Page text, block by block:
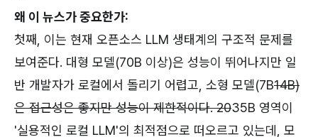
왜 이 뉴스가 중요한가:
첫째, 이는 현재 오픈소스 LLM 생태계의 구조적 문제를
보여준다. 대형 모델(70B 이상)은 성능이 뛰어나지만 일
반 개발자가 로컬에서 돌리기 어렵고, 소형 모델(7B14B)
은 접근성은 좋지만 성능이 제한적이다. 2035B 영역이
'실용적인 로컬 LLM'의 최적점으로 떠오르고 있는데, 모